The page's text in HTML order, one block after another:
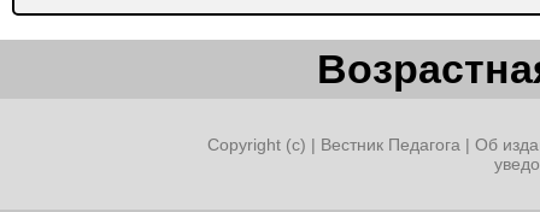
Copyright (c) | Вестник Педагога | Об